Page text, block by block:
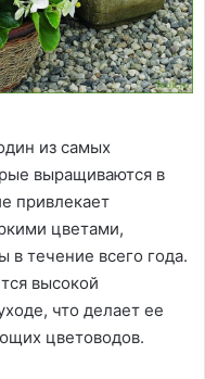
из самых
выращиваются в
привлекает
цветами,
в течение всего года.
высокой
что делает ее
цветоводов.